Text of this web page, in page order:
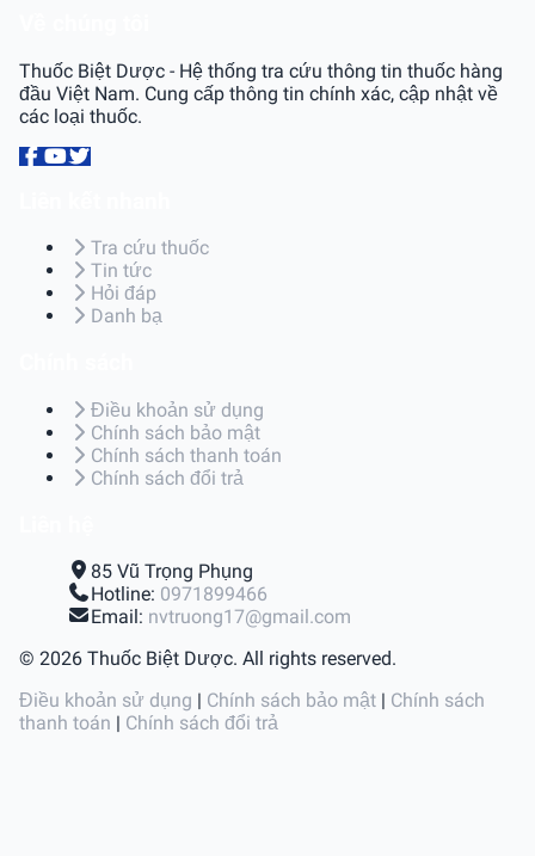
Thuốc Biệt Dược - Hệ thống tra cứu thông tin thuốc hàng
đầu Việt Nam. Cung cấp thông tin chính xác, cập nhật về
các loại thuốc.
Tra cứu thuốc
Tin tức
Hỏi đáp
Danh bạ
Điều khoản sử dụng
Chính sách bảo mật
Chính sách thanh toán
Chính sách đổi trả
85 Vũ Trọng Phụng
Hotline: 0971899466
Email: nvtruong17@gmail.com
© 2026 Thuốc Biệt Dược. All rights reserved.
Điều khoản sử dụng | Chính sách bảo mật | Chính sách
thanh toán | Chính sách đổi trả